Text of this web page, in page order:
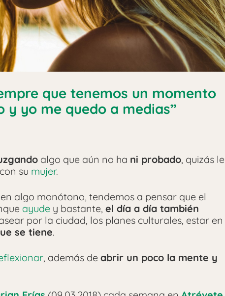
que tenemos un momento
yo me quedo a medias”
algo que aún no ha ni probado, quizás le
su mujer.
algo monótono, tendemos a pensar que el
ayude y bastante, el día a día también
por la ciudad, los planes culturales, estar en
se tiene.
, además de abrir un poco la mente y